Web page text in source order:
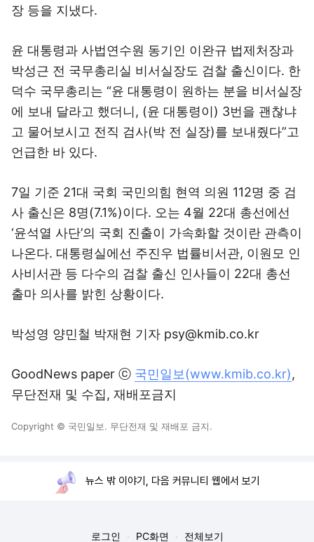
장 등을 지냈다.
윤 대통령과 사법연수원 동기인 이완규 법제처장과
박성근 전 국무총리실 비서실장도 검찰 출신이다. 한
덕수 국무총리는 “윤 대통령이 원하는 분을 비서실장
에 보내 달라고 했더니, (윤 대통령이) 3번을 괜찮냐
고 물어보시고 전직 검사(박 전 실장)를 보내줬다”고
언급한 바 있다.
7일 기준 21대 국회 국민의힘 현역 의원 112명 중 검
사 출신은 8명(7.1%)이다. 오는 4월 22대 총선에선
‘윤석열 사단’의 국회 진출이 가속화할 것이란 관측이
나온다. 대통령실에선 주진우 법률비서관, 이원모 인
사비서관 등 다수의 검찰 출신 인사들이 22대 총선
출마 의사를 밝힌 상황이다.
박성영 양민철 박재현 기자 psy@kmib.co.kr
GoodNews paper ⓒ 국민일보(www.kmib.co.kr),
무단전재 및 수집, 재배포금지
Copyright © 국민일보. 무단전재 및 재배포 금지.
뉴스 밖 이야기, 다음 커뮤니티 웹에서 보기
로그인 PC화면 전체보기